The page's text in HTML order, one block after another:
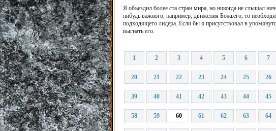
Я объездил более ста стран мира, но никогда не слышал
нибудь важного, например, движения Божьего, то
подходящего лидера. Если бы я присутствовал в
выгнать его.
1 2 3 4 5 6 7
20 21 22 23 24 25 26
39 40 41 42 43 44 45
58 59 60 61 62 63 64